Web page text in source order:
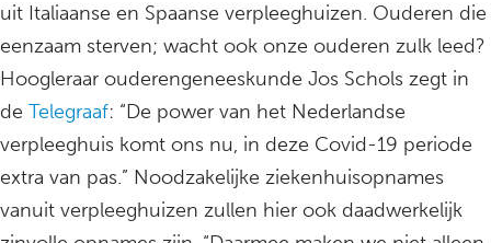
uit Italiaanse en Spaanse verpleeghuizen. Ouderen die
eenzaam sterven; wacht ook onze ouderen zulk leed?
Hoogleraar ouderengeneeskunde Jos Schols zegt in
de Telegraaf: “De power van het Nederlandse
verpleeghuis komt ons nu, in deze Covid-19 periode
extra van pas.” Noodzakelijke ziekenhuisopnames
vanuit verpleeghuizen zullen hier ook daadwerkelijk